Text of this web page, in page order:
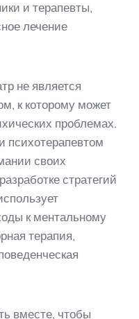
и терапевты,
лечение
не является
к которому может
проблемах.
психотерапевтом
своих
стратегий
к ментальному
терапия,
вместе, чтобы